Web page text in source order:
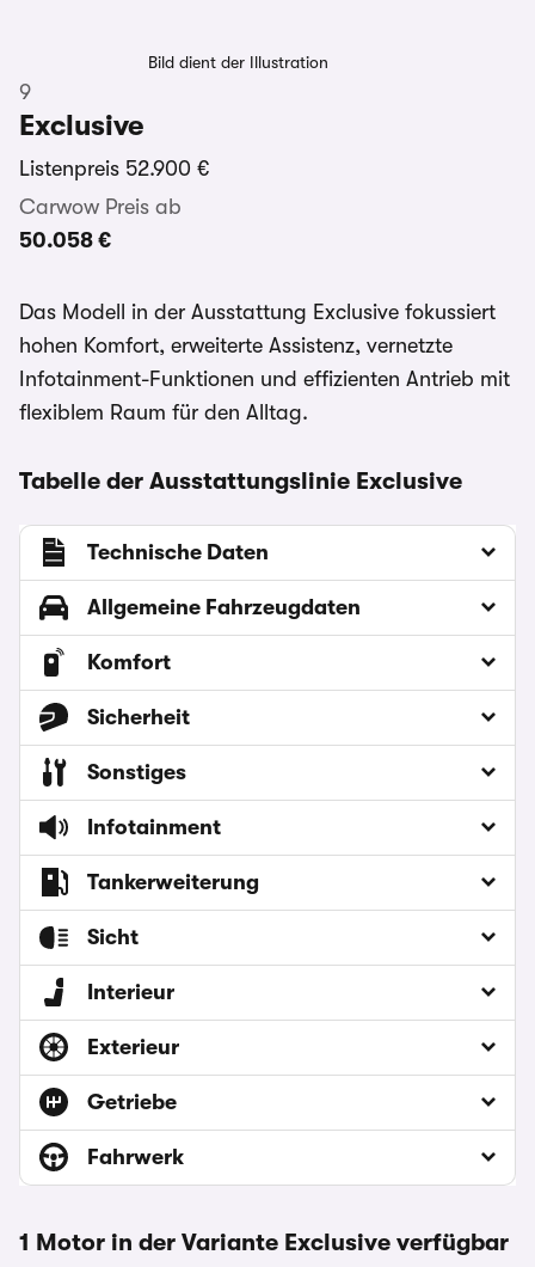
Bild dient der Illustration
9
Exclusive
Listenpreis 52.900 €
Carwow Preis ab
50.058 €
Das Modell in der Ausstattung Exclusive fokussiert
hohen Komfort, erweiterte Assistenz, vernetzte
Infotainment-Funktionen und effizienten Antrieb mit
flexiblem Raum für den Alltag.
Tabelle der Ausstattungslinie Exclusive
Technische Daten
Allgemeine Fahrzeugdaten
Komfort
Sicherheit
Sonstiges
Infotainment
Tankerweiterung
Sicht
Interieur
Exterieur
Getriebe
Fahrwerk
1 Motor in der Variante Exclusive verfügbar